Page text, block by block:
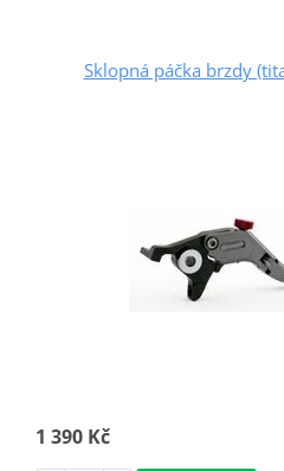
Sklopná páčka brzdy
1 390 Kč